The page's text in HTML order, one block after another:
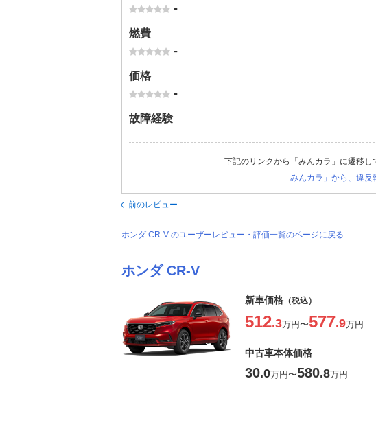
-
燃費
-
価格
-
故障経験
下記のリンクから「みんカラ」に遷移し
「みんカラ」から、違反
前のレビュー
ホンダ CR-V のユーザーレビュー・評価一覧のページに戻る
ホンダ CR-V
新車価格 （税込）
512.3万円〜577.9万円
中古車本体価格
30.0万円〜580.8万円